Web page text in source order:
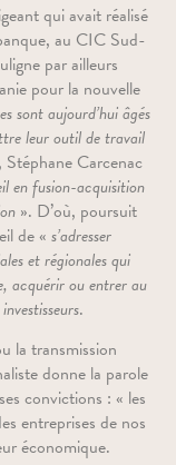
qui avait réalisé
au CIC Sud-
par ailleurs
pour la nouvelle
sont aujourd’hui âgés
leur outil de travail
Carcenac
en fusion-acquisition
». D’où, poursuit
de « s’adresser
et régionales qui
acquérir ou entrer au
.
la transmission
donne la parole
convictions : « les
entreprises de nos
économique.